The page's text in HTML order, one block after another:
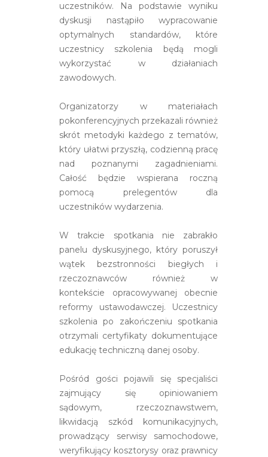
uczestników. Na podstawie wyniku
dyskusji nastąpiło wypracowanie
optymalnych standardów, które
uczestnicy szkolenia będą mogli
wykorzystać w działaniach
zawodowych.
Organizatorzy w materiałach
pokonferencyjnych przekazali również
skrót metodyki każdego z tematów,
który ułatwi przyszłą, codzienną pracę
nad poznanymi zagadnieniami.
Całość będzie wspierana roczną
pomocą prelegentów dla
uczestników wydarzenia.
W trakcie spotkania nie zabrakło
panelu dyskusyjnego, który poruszył
wątek bezstronności biegłych i
rzeczoznawców również w
kontekście opracowywanej obecnie
reformy ustawodawczej. Uczestnicy
szkolenia po zakończeniu spotkania
otrzymali certyfikaty dokumentujące
edukację techniczną danej osoby.
Pośród gości pojawili się specjaliści
zajmujący się opiniowaniem
sądowym, rzeczoznawstwem,
likwidacją szkód komunikacyjnych,
prowadzący serwisy samochodowe,
weryfikujący kosztorysy oraz prawnicy